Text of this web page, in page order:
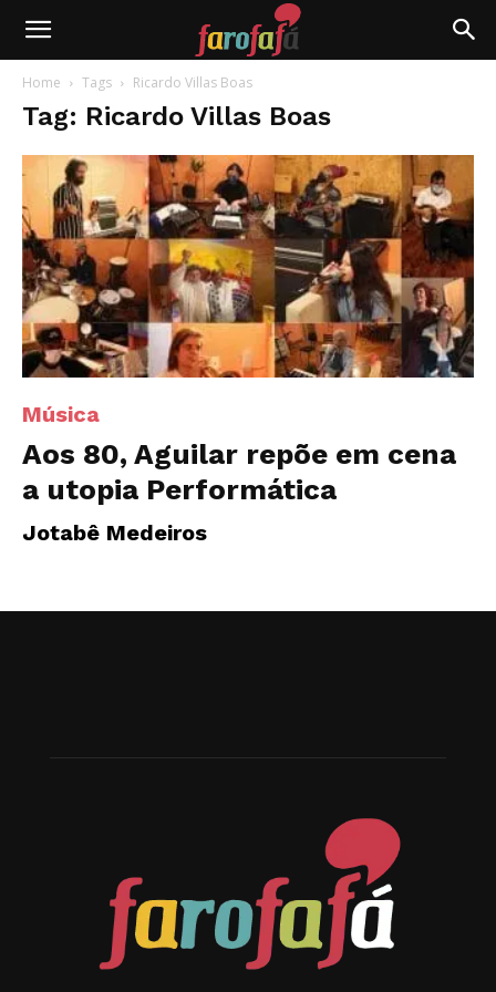
Farofafá
Home Tags Ricardo Villas Boas
Tag: Ricardo Villas Boas
Música
Aos 80, Aguilar repõe em cena
a utopia Performática
Jotabê Medeiros